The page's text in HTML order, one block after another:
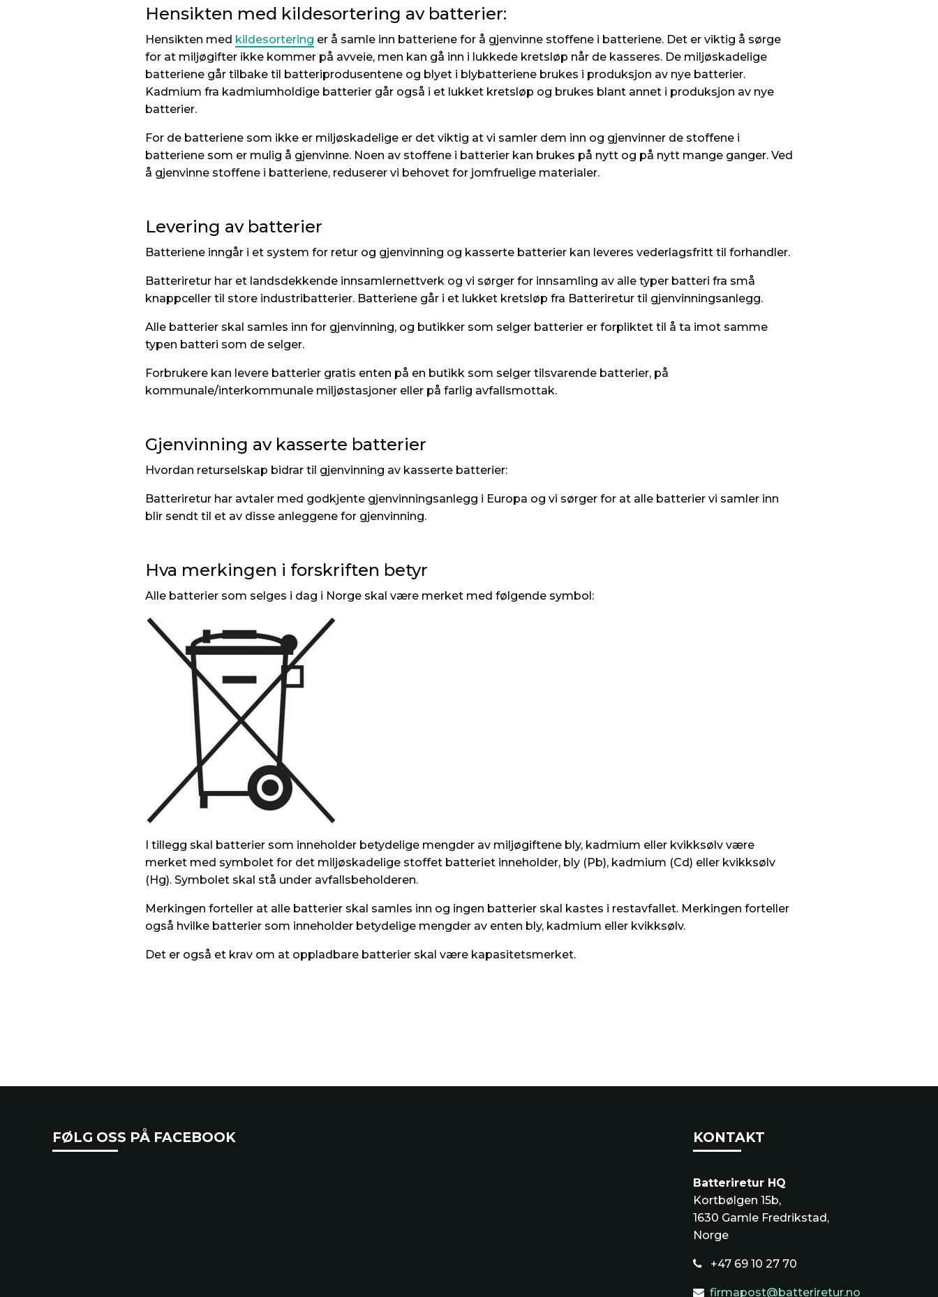
Hensikten med kildesortering av batterier:
Hensikten med kildesortering er å samle inn batteriene for å gjenvinne stoffene i batteriene. Det er viktig å sørge
for at miljøgifter ikke kommer på avveie, men kan gå inn i lukkede kretsløp når de kasseres. De miljøskadelige
batteriene går tilbake til batteriprodusentene og blyet i blybatteriene brukes i produksjon av nye batterier.
Kadmium fra kadmiumholdige batterier går også i et lukket kretsløp og brukes blant annet i produksjon av nye
batterier.
For de batteriene som ikke er miljøskadelige er det viktig at vi samler dem inn og gjenvinner de stoffene i
batteriene som er mulig å gjenvinne. Noen av stoffene i batterier kan brukes på nytt og på nytt mange ganger. Ved
å gjenvinne stoffene i batteriene, reduserer vi behovet for jomfruelige materialer.
Levering av batterier
Batteriene inngår i et system for retur og gjenvinning og kasserte batterier kan leveres vederlagsfritt til forhandler.
Batteriretur har et landsdekkende innsamlernettverk og vi sørger for innsamling av alle typer batteri fra små
knappceller til store industribatterier. Batteriene går i et lukket kretsløp fra Batteriretur til gjenvinningsanlegg.
Alle batterier skal samles inn for gjenvinning, og butikker som selger batterier er forpliktet til å ta imot samme
typen batteri som de selger.
Forbrukere kan levere batterier gratis enten på en butikk som selger tilsvarende batterier, på
kommunale/interkommunale miljøstasjoner eller på farlig avfallsmottak.
Gjenvinning av kasserte batterier
Hvordan returselskap bidrar til gjenvinning av kasserte batterier:
Batteriretur har avtaler med godkjente gjenvinningsanlegg i Europa og vi sørger for at alle batterier vi samler inn
blir sendt til et av disse anleggene for gjenvinning.
Hva merkingen i forskriften betyr
Alle batterier som selges i dag i Norge skal være merket med følgende symbol:
I tillegg skal batterier som inneholder betydelige mengder av miljøgiftene bly, kadmium eller kvikksølv være
merket med symbolet for det miljøskadelige stoffet batteriet inneholder, bly (Pb), kadmium (Cd) eller kvikksølv
(Hg). Symbolet skal stå under avfallsbeholderen.
Merkingen forteller at alle batterier skal samles inn og ingen batterier skal kastes i restavfallet. Merkingen forteller
også hvilke batterier som inneholder betydelige mengder av enten bly, kadmium eller kvikksølv.
Det er også et krav om at oppladbare batterier skal være kapasitetsmerket.
FØLG OSS PÅ FACEBOOK KONTAKT
Batteriretur HQ
Kortbølgen 15b,
1630 Gamle Fredrikstad,
Norge
+47 69 10 27 70
firmapost@batteriretur.no